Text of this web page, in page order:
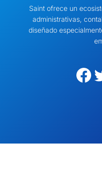
Saint ofrece un
administrativas,
diseñado
Facebook Twitter